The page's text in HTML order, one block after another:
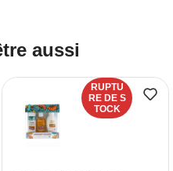
aussi
RUPTU
RE DE S
TOCK